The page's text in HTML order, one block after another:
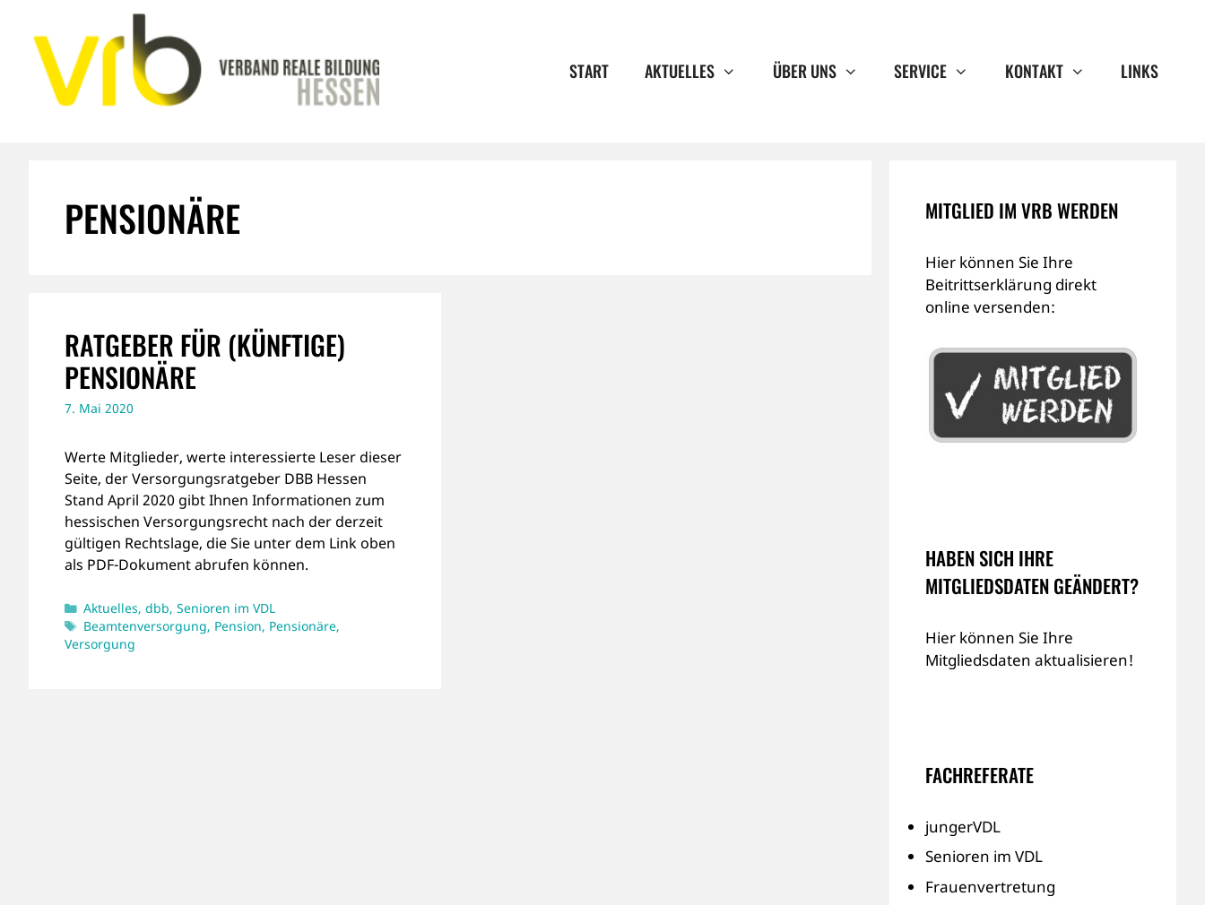
Inhalt
springen
START AKTUELLES ÜBER UNS SERVICE KONTAKT LINKS
PENSIONÄRE
RATGEBER FÜR (KÜNFTIGE)
PENSIONÄRE
7. Mai 2020
Werte Mitglieder, werte interessierte Leser dieser
Seite, der Versorgungsratgeber DBB Hessen
Stand April 2020 gibt Ihnen Informationen zum
hessischen Versorgungsrecht nach der derzeit
gültigen Rechtslage, die Sie unter dem Link oben
als PDF-Dokument abrufen können.
Kategorien
Aktuelles,dbb,Senioren im VDL
Schlagwörter
Beamtenversorgung, Pension, Pensionäre,
Versorgung
MITGLIED IM VRB WERDEN
Hier können Sie Ihre
Beitrittserklärung direkt
online versenden:
HABEN SICH IHRE
MITGLIEDSDATEN GEÄNDERT?
Hier können Sie Ihre
Mitgliedsdaten aktualisieren!
FACHREFERATE
jungerVDL
Senioren im VDL
Frauenvertretung